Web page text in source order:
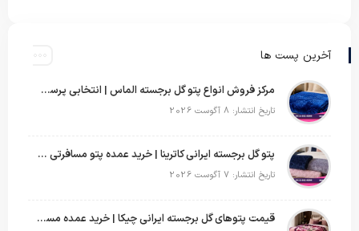
آخرین پست ها
مرکز فروش انواع پتو گل برجسته الماس | انتخابی پرسود برای عمده‌فروشان
تاریخ انتشار: 8 آگوست 2026
پتو گل برجسته ایرانی کاترینا | خرید عمده پتو مسافرتی با قیمت تولیدی
تاریخ انتشار: 7 آگوست 2026
قیمت پتوهای گل برجسته ایرانی چیکا | خرید عمده مستقیم با سود بالا